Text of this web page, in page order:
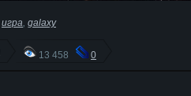
игра galaxy
13 458 0